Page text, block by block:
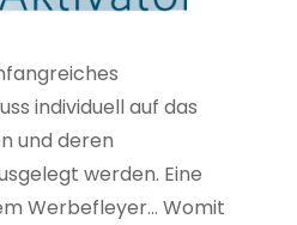
individuell auf das
und deren
werden. Eine
Werbefleyer… Womit